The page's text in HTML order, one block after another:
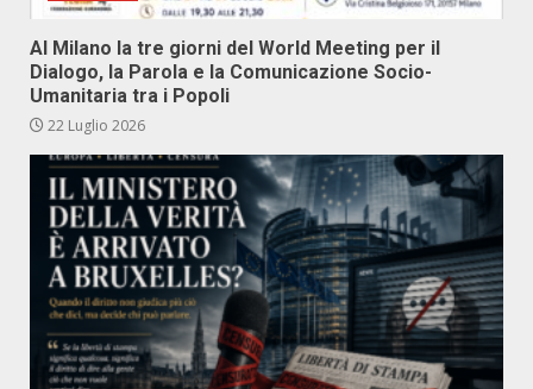
Al Milano la tre giorni del World Meeting per il
Dialogo, la Parola e la Comunicazione Socio-
Umanitaria tra i Popoli
22 Luglio 2026